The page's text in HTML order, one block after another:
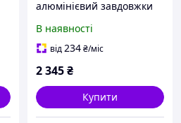
алюмінієвий завдовжки
капсулами STANLEY 0-43-
648
В наявності
від234₴/міс
2 345₴
Купити